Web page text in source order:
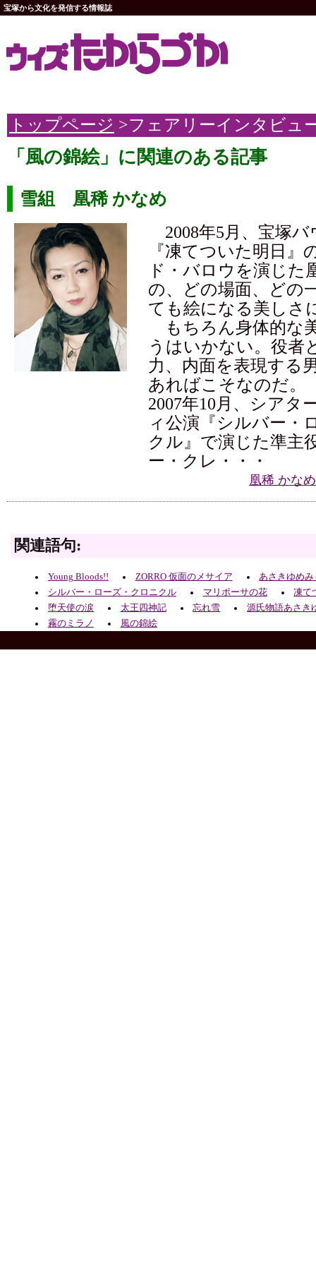
宝塚から文化を発信する情報誌
トップページ >フェアリーインタビュ
「風の錦絵」に関連のある記事
雪組 凰稀 かなめ
2008年5月、宝塚バ
『凍てついた明日』
ド・バロウを演じた
の、どの場面、どの
ても絵になる美しさ
もちろん身体的な
うはいかない。役者
力、内面を表現する
あればこそなのだ
2007年10月、シアタ
ィ公演『シルバー・
クル』で演じた準主
ー・クレ・・・
凰稀 かな
関連語句:
Young Bloods!! ZORRO 仮面のメサイア
あさきゆめみ
シルバー・ローズ・クロニクル
マリポーサの花
凍て
堕天使の涙
太王四神記 忘れ雪
源氏物語あさき
霧のミラノ
風の錦絵